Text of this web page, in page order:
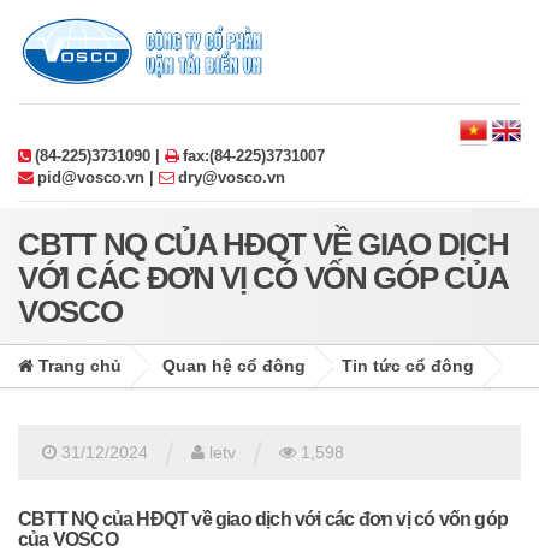
(84-225)3731090 |
fax:(84-225)3731007
pid@vosco.vn |
dry@vosco.vn
CBTT NQ CỦA HĐQT VỀ GIAO DỊCH
VỚI CÁC ĐƠN VỊ CÓ VỐN GÓP CỦA
VOSCO
Trang chủ Quan hệ cổ đông Tin tức cổ đông
31/12/2024 letv 1,598
CBTT NQ của HĐQT về giao dịch với các đơn vị có vốn góp
của VOSCO